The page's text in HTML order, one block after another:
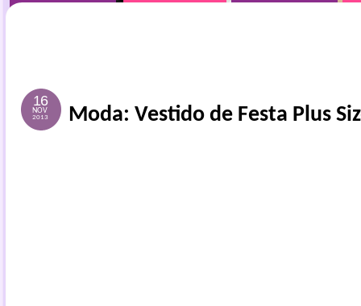
16
NOV
2013 Moda: Vestido de Festa Plus